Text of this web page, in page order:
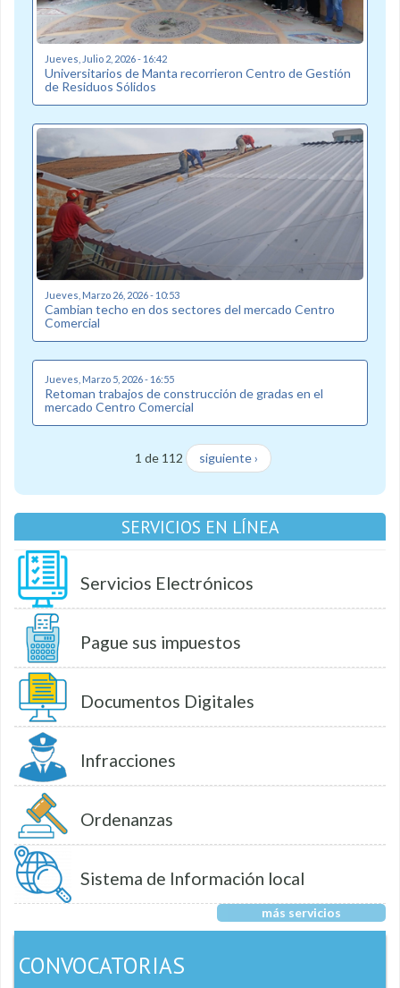
Jueves, Julio 2, 2026 - 16:42
Universitarios de Manta recorrieron Centro de Gestión
de Residuos Sólidos
Jueves, Marzo 26, 2026 - 10:53
Cambian techo en dos sectores del mercado Centro
Comercial
Jueves, Marzo 5, 2026 - 16:55
Retoman trabajos de construcción de gradas en el
mercado Centro Comercial
1 de 112 siguiente ›
SERVICIOS EN LÍNEA
Servicios Electrónicos
Pague sus impuestos
Documentos Digitales
Infracciones
Ordenanzas
Sistema de Información local
más servicios
CONVOCATORIAS